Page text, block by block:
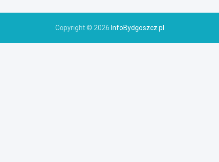
Copyright © 2026 InfoBydgoszcz.pl